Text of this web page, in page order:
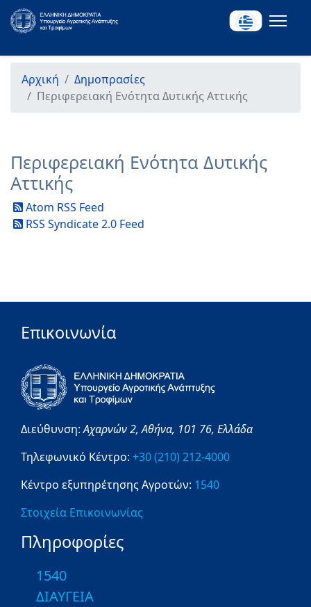
Αρχική
Δημοπρασίες
Περιφερειακή Ενότητα Δυτικής Αττικής
Περιφερειακή Ενότητα Δυτικής
Αττικής
Atom RSS Feed
RSS Syndicate 2.0 Feed
Επικοινωνία
Διεύθυνση:Αχαρνών 2,Αθήνα, 101 76, Ελλάδα
Τηλεφωνικό Κέντρο: +30 (210) 212-4000
Κέντρο εξυπηρέτησης Αγροτών: 1540
Στοιχεία Επικοινωνίας
Πληροφορίες
1540
ΔΙΑΥΓΕΙΑ